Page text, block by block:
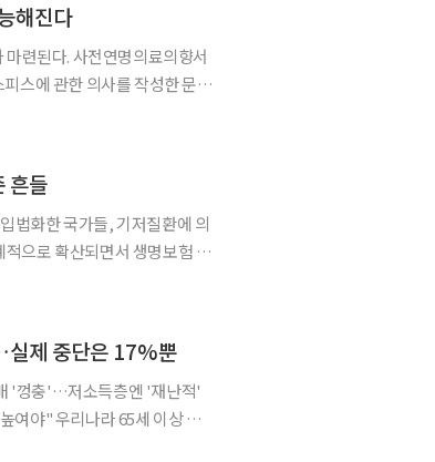
해진다
련된다. 사전연명의료의향서
스에 관한 의사를 작성한 문서
흔들
법화한 국가들, 기저질환에 의
제 중단은 17%뿐
'껑충'…저소득층엔 '재난적'
이상 고령